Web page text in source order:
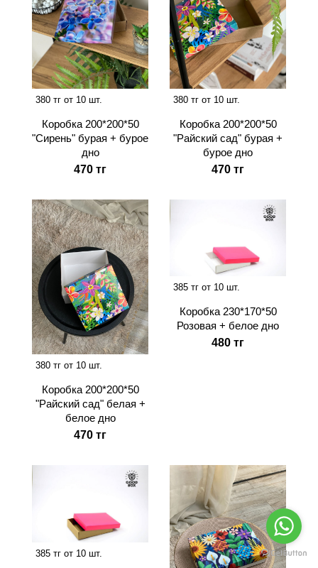
380 тг от 10 шт.
Коробка 200*200*50
"Сирень" бурая + бурое
дно
470 тг
380 тг от 10 шт.
Коробка 200*200*50
"Райский сад" бурая +
бурое дно
470 тг
380 тг от 10 шт.
Коробка 200*200*50
"Райский сад" белая +
белое дно
470 тг
385 тг от 10 шт.
Коробка 230*170*50
Розовая + белое дно
480 тг
385 тг от 10 шт.